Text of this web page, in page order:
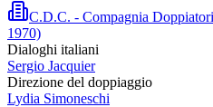
C.D.C. - Compagnia
1970)
Dialoghi italiani
Sergio Jacquier
Direzione del doppiaggio
Lydia Simoneschi